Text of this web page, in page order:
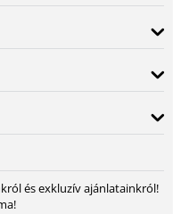
és exkluzív ajánlatainkról!